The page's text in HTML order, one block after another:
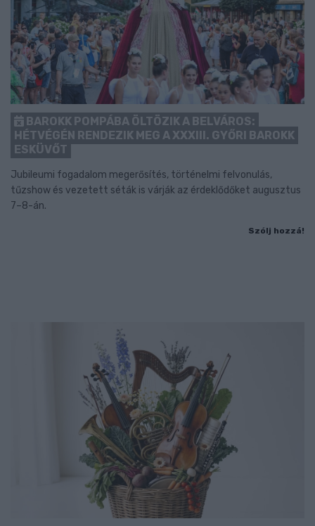
BAROKK POMPÁBA ÖLTÖZIK A BELVÁROS:
HÉTVÉGÉN RENDEZIK MEG A XXXIII. GYŐRI BAROKK
ESKÜVŐT
Jubileumi fogadalom megerősítés, történelmi felvonulás,
tűzshow és vezetett séták is várják az érdeklődőket augusztus
7–8-án.
Szólj hozzá!